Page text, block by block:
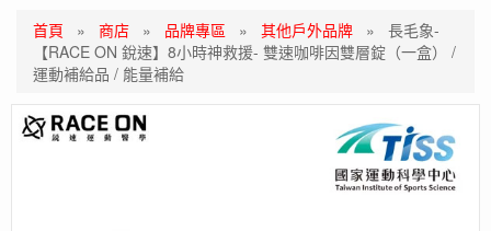
首頁 » 商店 » 品牌專區 » 其他戶外品牌 » 長毛象-
【RACE ON 銳速】8小時神救援- 雙速咖啡因雙層錠（一盒） /
運動補給品 / 能量補給